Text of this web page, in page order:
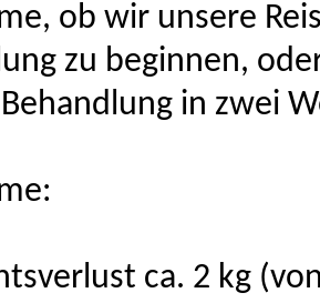
ob wir unsere
zu beginnen,
in zwei
ca. 2 kg